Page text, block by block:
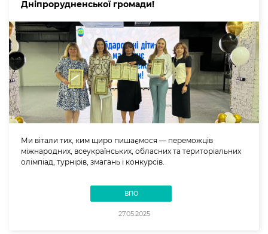
Дніпрорудненської громади!
Ми вітали тих, ким щиро пишаємося — переможців
міжнародних, всеукраїнських, обласних та територіальних
олімпіад, турнірів, змагань і конкурсів.
ВПО
27.05.2025